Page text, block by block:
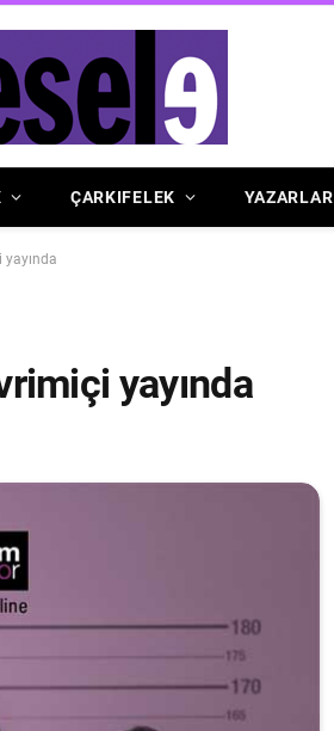
ÇARKIFELEK YAZARLAR
yayında